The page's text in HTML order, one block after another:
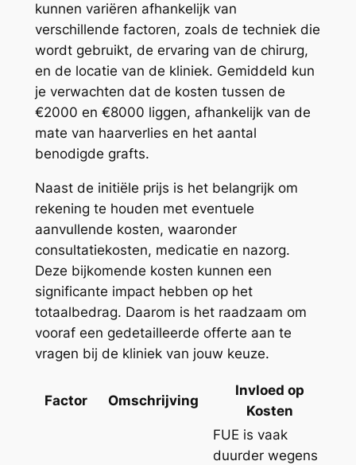
kunnen variëren afhankelijk van
verschillende factoren, zoals de techniek die
wordt gebruikt, de ervaring van de chirurg,
en de locatie van de kliniek. Gemiddeld kun
je verwachten dat de kosten tussen de
€2000 en €8000 liggen, afhankelijk van de
mate van haarverlies en het aantal
benodigde grafts.
Naast de initiële prijs is het belangrijk om
rekening te houden met eventuele
aanvullende kosten, waaronder
consultatiekosten, medicatie en nazorg.
Deze bijkomende kosten kunnen een
significante impact hebben op het
totaalbedrag. Daarom is het raadzaam om
vooraf een gedetailleerde offerte aan te
vragen bij de kliniek van jouw keuze.
Factor Omschrijving
Invloed op
Kosten
FUE is vaak
duurder wegens